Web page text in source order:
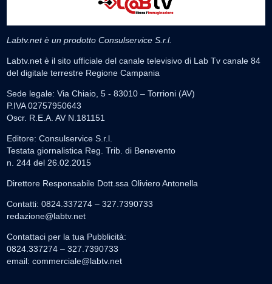
Labtv.net è un prodotto Consulservice S.r.l.
Labtv.net è il sito ufficiale del canale televisivo di Lab Tv canale 84
del digitale terrestre Regione Campania
Sede legale: Via Chiaio, 5 - 83010 – Torrioni (AV)
P.IVA 02757950643
Oscr. R.E.A. AV N.181151
Editore: Consulservice S.r.l.
Testata giornalistica Reg. Trib. di Benevento
n. 244 del 26.02.2015
Direttore Responsabile Dott.ssa Oliviero Antonella
Contatti: 0824.337274 – 327.7390733
redazione@labtv.net
Contattaci per la tua Pubblicità:
0824.337274 – 327.7390733
email: commerciale@labtv.net